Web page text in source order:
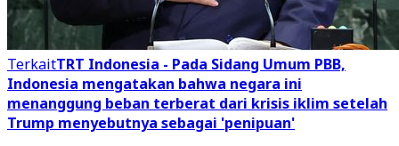
TerkaitTRT Indonesia - Pada Sidang Umum PBB,
Indonesia mengatakan bahwa negara ini
menanggung beban terberat dari krisis iklim setelah
Trump menyebutnya sebagai 'penipuan'